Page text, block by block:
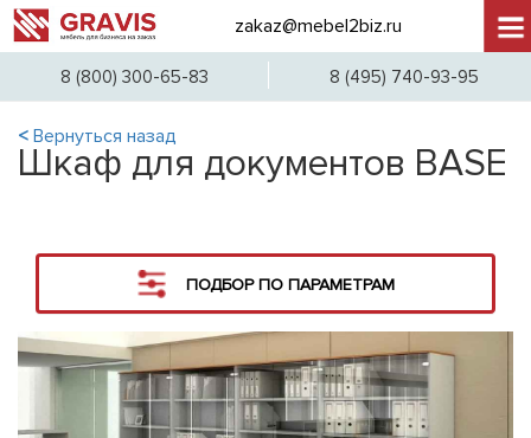
+7
zakaz@mebel2biz.ru
8 (800) 300-65-83 8 (495) 740-93-95
< Вернуться назад
Шкаф для документов BASE
ПОДБОР ПО ПАРАМЕТРАМ